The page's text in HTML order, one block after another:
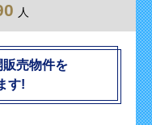
人
売物件を
す!